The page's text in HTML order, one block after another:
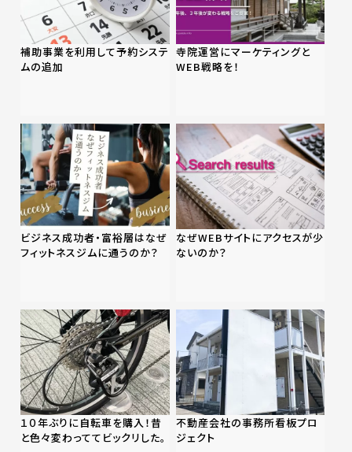
補助事業を利用して予約システ
ムの追加
寺院運営にマーケティングと
WEB戦略を！
ビジネス成功者・富裕層はなぜ
フィットネスジムに通うのか？
なぜWEBサイトにアクセスが少
ないのか？
１０年ぶりに自転車を購入！昔
と色々変わっててビックリした。
不動産会社の事務所看板プロ
ジェクト